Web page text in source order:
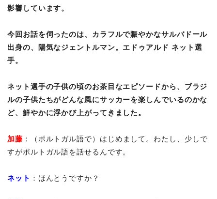
影響しています。
今回お話を伺ったのは、カラフルで賑やかなサルバドール
出身の、陽気なジェントルマン。エドゥアルド ネット選
手。
ネット選手の子供の頃のお茶目なエピソードから、ブラジ
ルの子供たちがどんな風にサッカーを楽しんでいるのかな
ど、鮮やかに浮かび上がってきました。
加藤 ：（ポルトガル語で）はじめまして。わたし、少しで
すがポルトガル語を話せるんです。
ネット ：ほんとうですか？